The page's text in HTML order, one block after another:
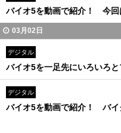
バイオ5を動画で紹介！ 今回
03月02日
デジタル
バイオ5を一足先にいろいろと
デジタル
バイオ5を動画で紹介！ バイ